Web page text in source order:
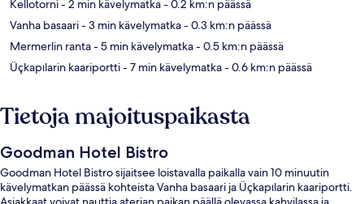
Kellotorni- 2 min kävelymatka- 0.2 km:n päässä
Vanha basaari- 3 min kävelymatka- 0.3 km:n päässä
Mermerlin ranta- 5 min kävelymatka- 0.5 km:n päässä
Üçkapılarin kaariportti- 7 min kävelymatka- 0.6 km:n päässä
Tietoja majoituspaikasta
Goodman Hotel Bistro
Goodman Hotel Bistro sijaitsee loistavalla paikalla vain 10 minuutin
kävelymatkan päässä kohteista Vanha basaari ja Üçkapılarin kaariportti.